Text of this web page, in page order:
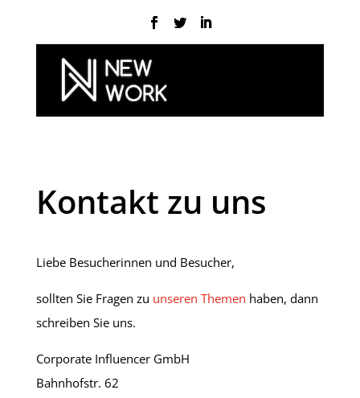
Kontakt zu uns
Liebe Besucherinnen und Besucher,
sollten Sie Fragen zu unseren Themen haben, dann
schreiben Sie uns.
Corporate Influencer GmbH
Bahnhofstr. 62